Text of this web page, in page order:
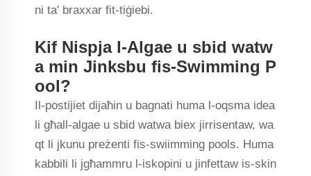
ni ta' braxxar fit-tiġiebi.
Kif Nispja l-Algae u sbid watw
a min Jinksbu fis-Swimming P
ool?
Il-postijiet dijaħin u bagnati huma l-oqsma idea
li għall-algae u sbid watwa biex jirrisentaw, wa
qt li jkunu preżenti fis-swiimming pools. Huma
kabbili li jgħammru l-iskopini u jinfettaw is-skin